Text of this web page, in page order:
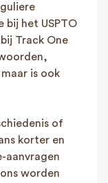
bij het USPTO
Track One
is ook
of
korter en
aanvragen
worden